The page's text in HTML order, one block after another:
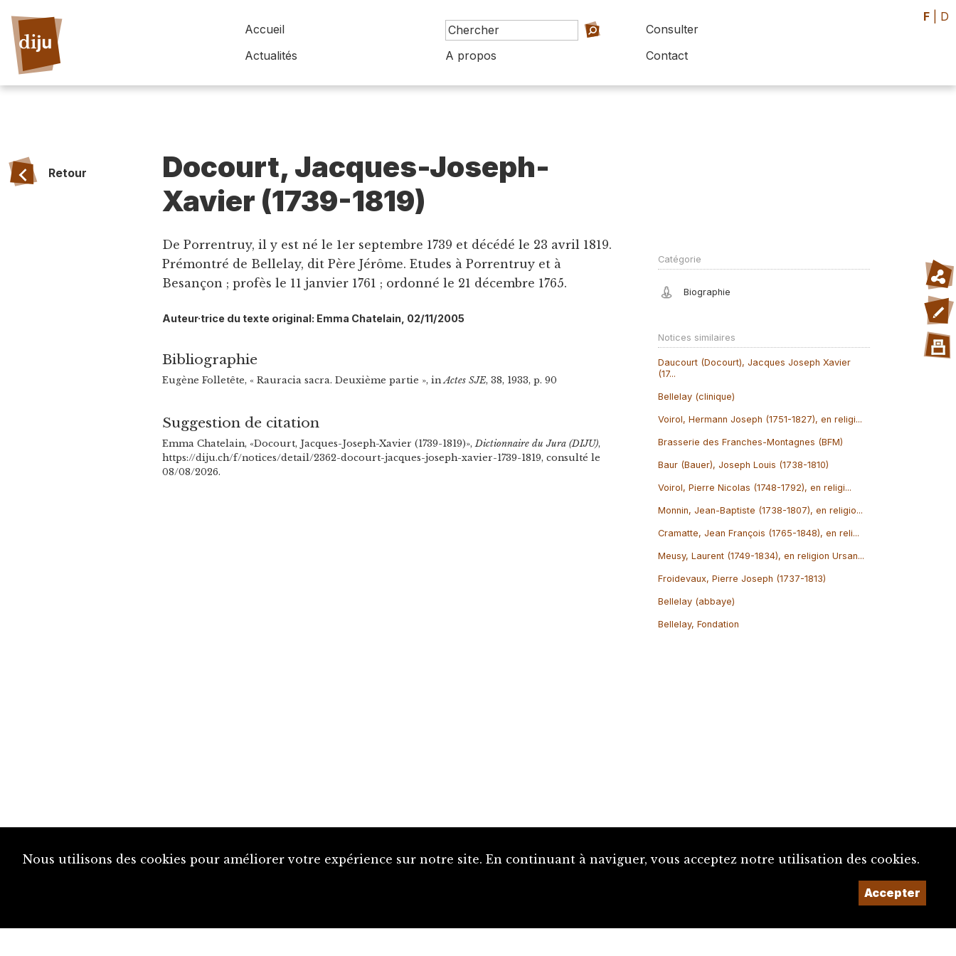
Accueil
Consulter
Actualités
A propos Contact
F D
Retour
Docourt, Jacques-Joseph-
Xavier (1739-1819)
De Porrentruy, il y est né le 1er septembre 1739 et décédé le 23 avril 1819.
Prémontré de Bellelay, dit Père Jérôme. Etudes à Porrentruy et à
Besançon ; profès le 11 janvier 1761 ; ordonné le 21 décembre 1765.
Auteur·trice du texte original: Emma Chatelain, 02/11/2005
Bibliographie
Eugène Folletête, « Rauracia sacra. Deuxième partie », inActes SJE, 38, 1933, p. 90
Suggestion de citation
Emma Chatelain, «Docourt, Jacques-Joseph-Xavier (1739-1819)», Dictionnaire du Jura (DIJU),
https://diju.ch/f/notices/detail/2362-docourt-jacques-joseph-xavier-1739-1819, consulté le
08/08/2026.
Catégorie
Biographie
Notices similaires
Daucourt (Docourt), Jacques Joseph Xavier
(17...
Bellelay (clinique)
Voirol, Hermann Joseph (1751-1827), en religi...
Brasserie des Franches-Montagnes (BFM)
Baur (Bauer), Joseph Louis (1738-1810)
Voirol, Pierre Nicolas (1748-1792), en religi...
Monnin, Jean-Baptiste (1738-1807), en religio...
Cramatte, Jean François (1765-1848), en reli...
Meusy, Laurent (1749-1834), en religion Ursan...
Froidevaux, Pierre Joseph (1737-1813)
Bellelay (abbaye)
Bellelay, Fondation
Nous utilisons des cookies pour améliorer votre expérience sur notre site. En continuant à naviguer, vous acceptez notre utilisation des cookies.
Accepter